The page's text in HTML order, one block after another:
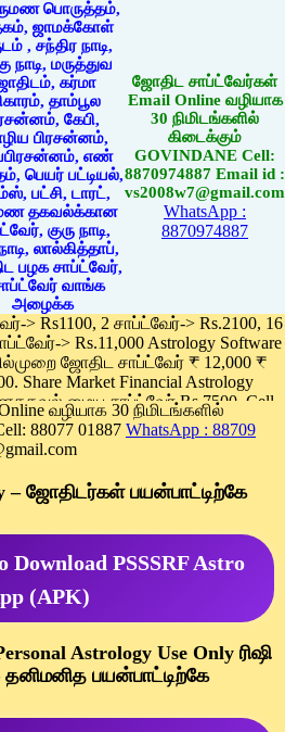
ஜோதிட சாப்ட்வேர்கள்
Email Online வழியாக
30 நிமிடங்களில்
கிடைக்கும்
GOVINDANE Cell:
8870974887 Email id :
vs2008w7@gmail.com
WhatsApp :
8870974887
> Rs1100, 2 சாப்ட்வேர்-> Rs.2100, 16
> Rs.11,000 Astrology Software
ஜோதிட சாப்ட்வேர் ₹ 12,000 ₹
Share Market Financial Astrology
மைய சாப்ட்வேர் Rs.7500, Cell
App Rs. 1100
online
வழியாக 30 நிமிடங்களில்
88077 01887 WhatsApp : 88709
– ஜோதிடர்கள் பயன்பாட்டிற்கே
PSSSRF Astro
(APK)
Astrology Use Only ரிஷி
பயன்பாட்டிற்கே